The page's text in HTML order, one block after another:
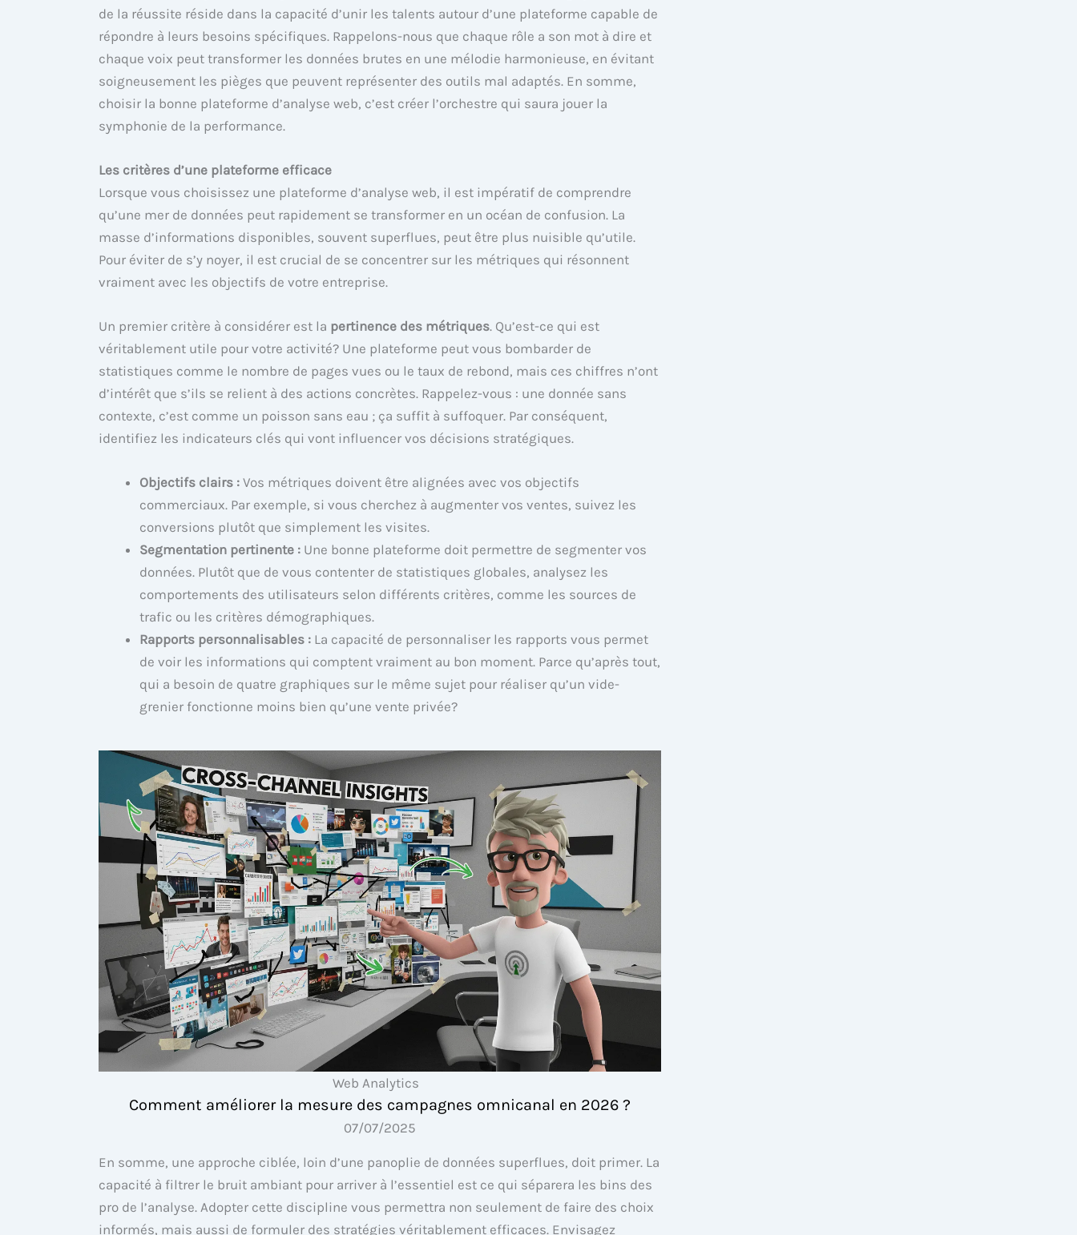
de la réussite réside dans la capacité d’unir les talents autour d’une plateforme capable de
répondre à leurs besoins spécifiques. Rappelons-nous que chaque rôle a son mot à dire et
chaque voix peut transformer les données brutes en une mélodie harmonieuse, en évitant
soigneusement les pièges que peuvent représenter des outils mal adaptés. En somme,
choisir la bonne plateforme d’analyse web, c’est créer l’orchestre qui saura jouer la
symphonie de la performance.
Les critères d’une plateforme efficace
Lorsque vous choisissez une plateforme d’analyse web, il est impératif de comprendre
qu’une mer de données peut rapidement se transformer en un océan de confusion. La
masse d’informations disponibles, souvent superflues, peut être plus nuisible qu’utile.
Pour éviter de s’y noyer, il est crucial de se concentrer sur les métriques qui résonnent
vraiment avec les objectifs de votre entreprise.
Un premier critère à considérer est la pertinence des métriques. Qu’est-ce qui est
véritablement utile pour votre activité? Une plateforme peut vous bombarder de
statistiques comme le nombre de pages vues ou le taux de rebond, mais ces chiffres n’ont
d’intérêt que s’ils se relient à des actions concrètes. Rappelez-vous : une donnée sans
contexte, c’est comme un poisson sans eau ; ça suffit à suffoquer. Par conséquent,
identifiez les indicateurs clés qui vont influencer vos décisions stratégiques.
Objectifs clairs : Vos métriques doivent être alignées avec vos objectifs
commerciaux. Par exemple, si vous cherchez à augmenter vos ventes, suivez les
conversions plutôt que simplement les visites.
Segmentation pertinente : Une bonne plateforme doit permettre de segmenter vos
données. Plutôt que de vous contenter de statistiques globales, analysez les
comportements des utilisateurs selon différents critères, comme les sources de
trafic ou les critères démographiques.
Rapports personnalisables : La capacité de personnaliser les rapports vous permet
de voir les informations qui comptent vraiment au bon moment. Parce qu’après tout,
qui a besoin de quatre graphiques sur le même sujet pour réaliser qu’un vide-
grenier fonctionne moins bien qu’une vente privée?
Web Analytics
Comment améliorer la mesure des campagnes omnicanal en 2026 ?
07/07/2025
En somme, une approche ciblée, loin d’une panoplie de données superflues, doit primer. La
capacité à filtrer le bruit ambiant pour arriver à l’essentiel est ce qui séparera les bins des
pro de l’analyse. Adopter cette discipline vous permettra non seulement de faire des choix
informés, mais aussi de formuler des stratégies véritablement efficaces. Envisagez